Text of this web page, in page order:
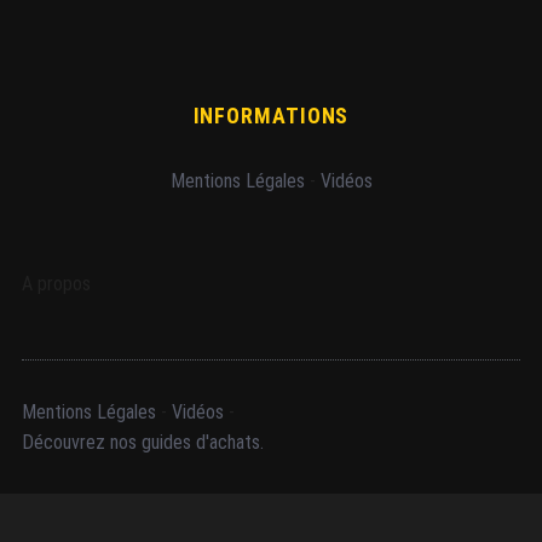
INFORMATIONS
Mentions Légales Vidéos
Mentions Légales Vidéos
Découvrez nos guides d'achats.